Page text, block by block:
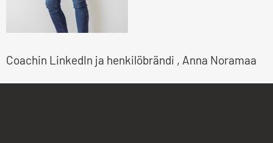
Coachin LinkedIn ja henkilöbrändi , Anna Noramaa